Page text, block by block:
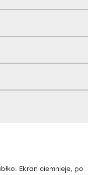
Ekran ciemnieje, po